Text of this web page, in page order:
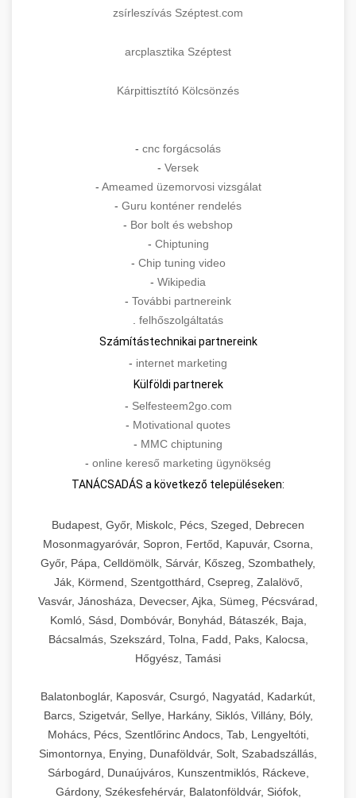
zsírleszívás Széptest.com
arcplasztika Széptest
Kárpittisztító Kölcsönzés
- cnc forgácsolás
- Versek
- Ameamed üzemorvosi vizsgálat
- Guru konténer rendelés
- Bor bolt és webshop
- Chiptuning
- Chip tuning video
- Wikipedia
- További partnereink
. felhőszolgáltatás
Számítástechnikai partnereink
- internet marketing
Külföldi partnerek
- Selfesteem2go.com
- Motivational quotes
- MMC chiptuning
- online kereső marketing ügynökség
TANÁCSADÁS a következő településeken:
Budapest, Győr, Miskolc, Pécs, Szeged, Debrecen
Mosonmagyaróvár, Sopron, Fertőd, Kapuvár, Csorna,
Győr, Pápa, Celldömölk, Sárvár, Kőszeg, Szombathely,
Ják, Körmend, Szentgotthárd, Csepreg, Zalalövő,
Vasvár, Jánosháza, Devecser, Ajka, Sümeg, Pécsvárad,
Komló, Sásd, Dombóvár, Bonyhád, Bátaszék, Baja,
Bácsalmás, Szekszárd, Tolna, Fadd, Paks, Kalocsa,
Hőgyész, Tamási
Balatonboglár, Kaposvár, Csurgó, Nagyatád, Kadarkút,
Barcs, Szigetvár, Sellye, Harkány, Siklós, Villány, Bóly,
Mohács, Pécs, Szentlőrinc Andocs, Tab, Lengyeltóti,
Simontornya, Enying, Dunaföldvár, Solt, Szabadszállás,
Sárbogárd, Dunaújváros, Kunszentmiklós, Ráckeve,
Gárdony, Székesfehérvár, Balatonföldvár, Siófok,